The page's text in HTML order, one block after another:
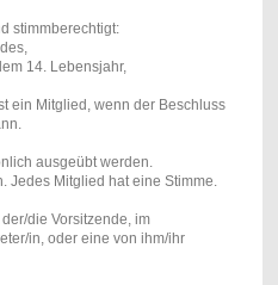
stimmberechtigt:
14. Lebensjahr,
ein Mitglied, wenn der Beschluss
ausgeübt werden.
Jedes Mitglied hat eine Stimme.
die Vorsitzende, im
in, oder eine von ihm/ihr